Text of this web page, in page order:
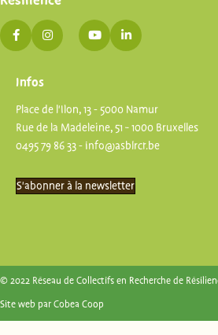
Infos
Place de l'Ilon, 13 - 5000 Namur
Rue de la Madeleine, 51 - 1000 Bruxelles
0495 79 86 33 - info@asblrcr.be
S'abonner à la newsletter
© 2022 Réseau de Collectifs en Recherche de
Site web parCobea Coop